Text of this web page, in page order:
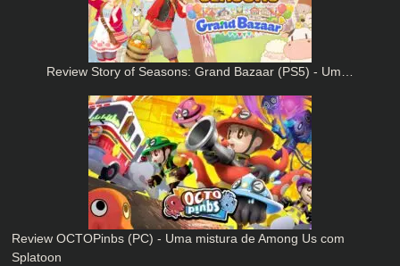
Review Story of Seasons: Grand Bazaar (PS5) - Um…
Review OCTOPinbs (PC) - Uma mistura de Among Us com
Splatoon